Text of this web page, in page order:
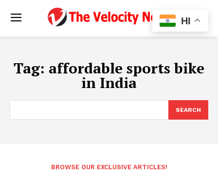
Tag: affordable sports bike
in India
SEARCH
BROWSE OUR EXCLUSIVE ARTICLES!
HI